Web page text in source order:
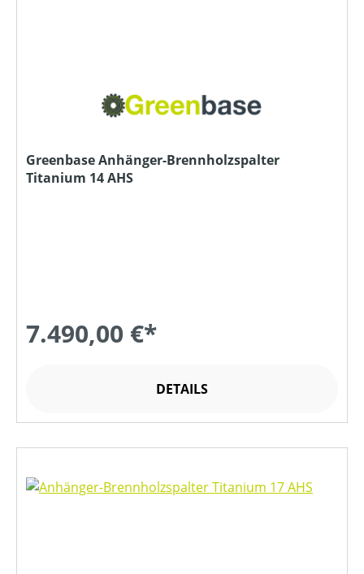
Greenbase Anhänger-Brennholzspalter
Titanium 14 AHS
7.490,00 €*
DETAILS